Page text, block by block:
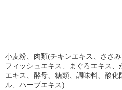
小麦粉、肉類(チキンエキス、ささ
フィッシュエキス、まぐろエキス
エキス、酵母、糖類、調味料、酸
ル、ハーブエキス)